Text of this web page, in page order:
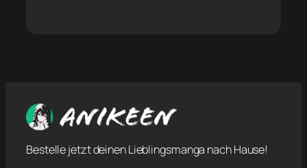
Bestelle jetzt deinen Lieblingsmanga nach Hause!